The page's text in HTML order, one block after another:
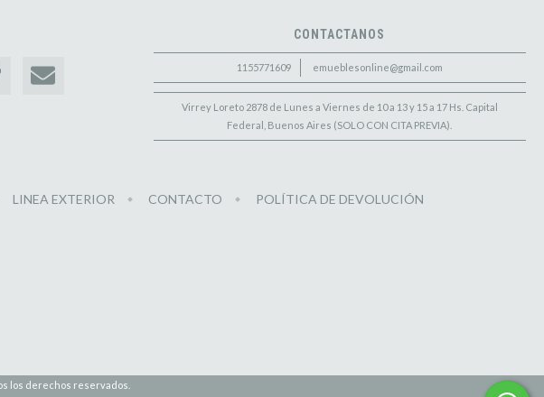
CONTACTANOS
1155771609 emueblesonline@gmail.com
Virrey Loreto 2878 de Lunes a Viernes de 10 a 13 y 15 a 17 Hs. Capital
Federal, Buenos Aires (SOLO CON CITA PREVIA).
LINEA EXTERIOR CONTACTO POLÍTICA DE DEVOLUCIÓN
los derechos reservados.